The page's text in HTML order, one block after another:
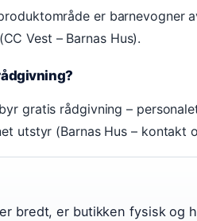
er barnevogner
Vest – Barnas Hus).
gratis rådgivning –
utstyr (Barnas Hus – kontakt
bredt, er butikken fysisk og